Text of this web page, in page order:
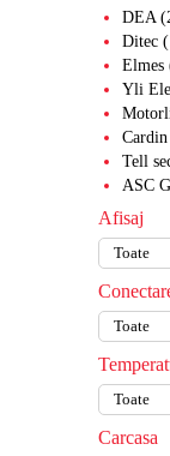
DEA
Ditec
Elmes
Yli
Tell
ASC
Afisaj
Carcasa